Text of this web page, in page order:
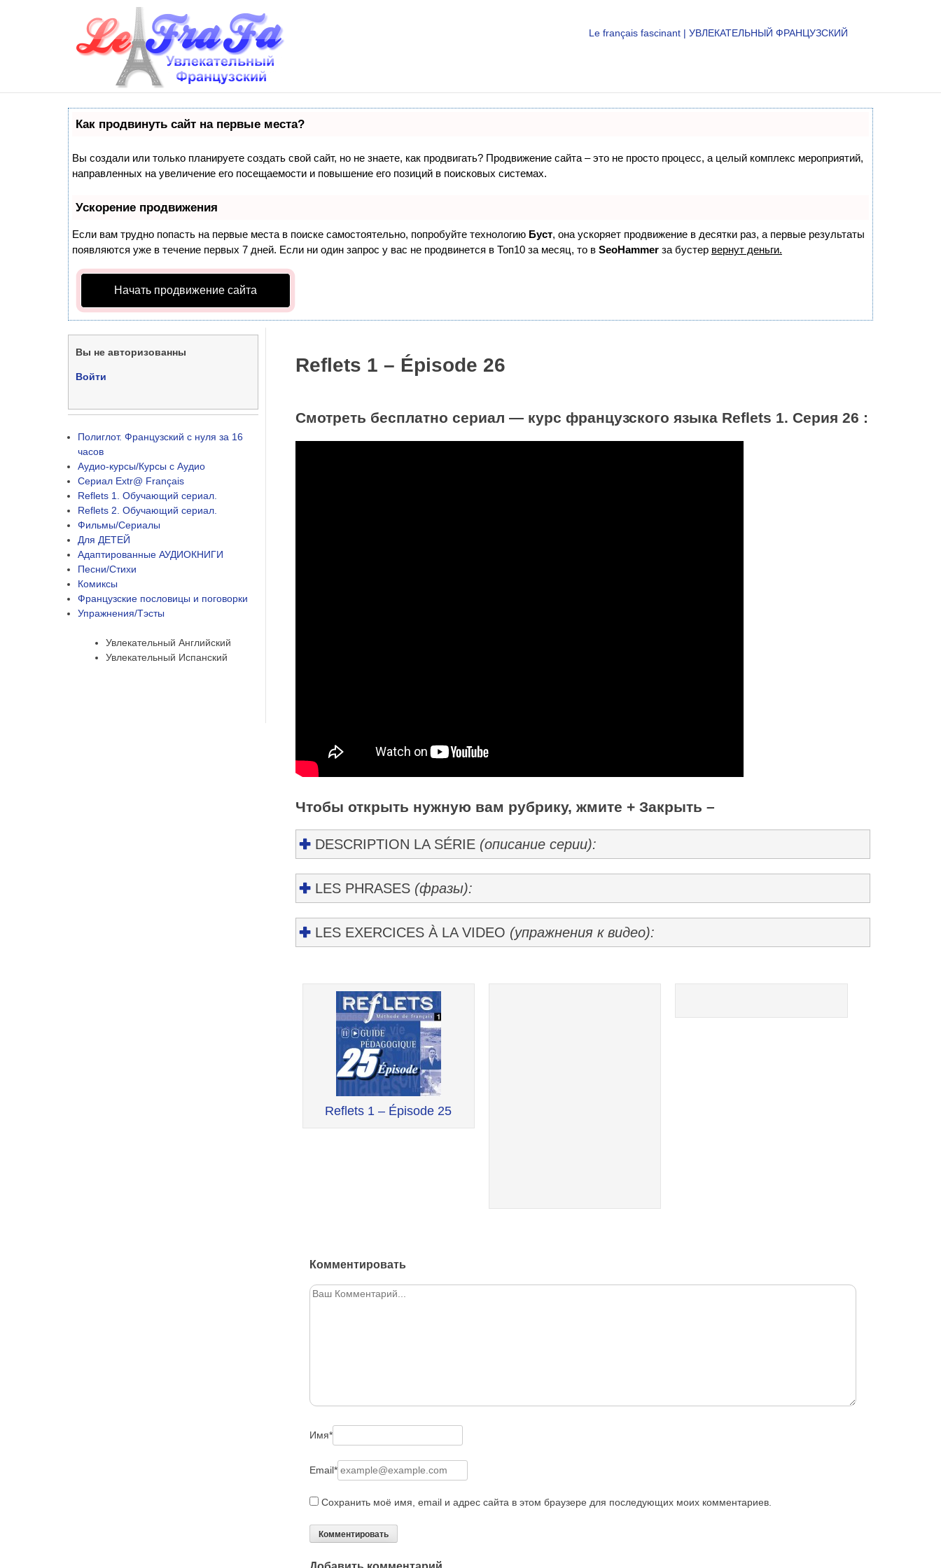
Le français fascinant | УВЛЕКАТЕЛЬНЫЙ ФРАНЦУЗСКИЙ
Как продвинуть сайт на первые места?
Вы создали или только планируете создать свой сайт, но не знаете, как продвигать? Продвижение сайта – это не просто процесс, а целый комплекс мероприятий,
направленных на увеличение его посещаемости и повышение его позиций в поисковых системах.
Ускорение продвижения
Если вам трудно попасть на первые места в поиске самостоятельно, попробуйте технологию Буст, она ускоряет продвижение в десятки раз, а первые результаты
появляются уже в течение первых 7 дней. Если ни один запрос у вас не продвинется в Топ10 за месяц, то в SeoHammer за бустер вернут деньги.
Начать продвижение сайта
Reflets 1 – Épisode 26
Смотреть бесплатно сериал — курс французского языка Reflets 1. Серия 26 :
Чтобы открыть нужную вам рубрику, жмите + Закрыть –
DESCRIPTION LA SÉRIE (описание серии):
LES PHRASES (фразы):
LES EXERCICES À LA VIDEO (упражнения к видео):
navigation
Reflets 1 – Épisode 25
Комментировать
Имя*
Email*
Сохранить моё имя, email и адрес сайта в этом браузере для последующих моих комментариев.
Вы не авторизованны
Войти
Полиглот. Французский с нуля за 16
часов
Аудио-курсы/Курсы с Аудио
Сериал Extr@ Français
Reflets 1. Обучающий сериал.
Reflets 2. Обучающий сериал.
Фильмы/Сериалы
Для ДЕТЕЙ
Адаптированные АУДИОКНИГИ
Песни/Стихи
Комиксы
Французские пословицы и поговорки
Упражнения/Тэсты
Увлекательный Английский
Увлекательный Испанский